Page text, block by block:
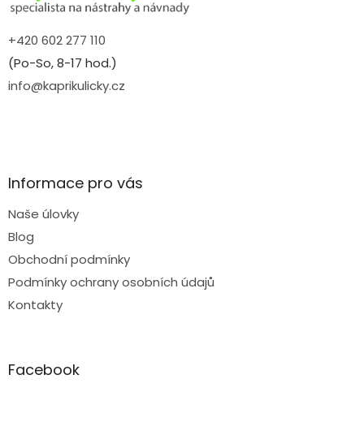
+420 602 277 110
(Po-So, 8-17 hod.)
info@kaprikulicky.cz
Informace pro vás
Naše úlovky
Blog
Obchodní podmínky
Podmínky ochrany osobních údajů
Kontakty
Facebook